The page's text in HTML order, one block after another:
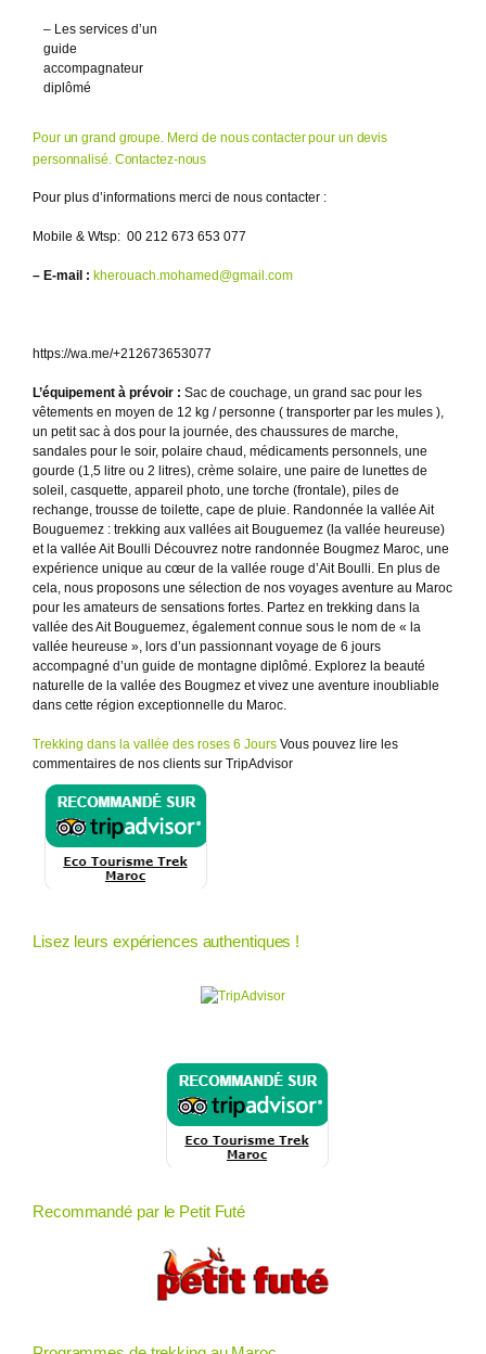
– Les services d’un
guide
accompagnateur
diplômé
Pour un grand groupe. Merci de nous contacter pour un devis
personnalisé. Contactez-nous
Pour plus d’informations merci de nous contacter :
Mobile & Wtsp: 00 212 673 653 077
– E-mail : kherouach.mohamed@gmail.com
https://wa.me/+212673653077
L’équipement à prévoir : Sac de couchage, un grand sac pour les
vêtements en moyen de 12 kg / personne ( transporter par les mules ),
un petit sac à dos pour la journée, des chaussures de marche,
sandales pour le soir, polaire chaud, médicaments personnels, une
gourde (1,5 litre ou 2 litres), crème solaire, une paire de lunettes de
soleil, casquette, appareil photo, une torche (frontale), piles de
rechange, trousse de toilette, cape de pluie. Randonnée la vallée Ait
Bouguemez : trekking aux vallées ait Bouguemez (la vallée heureuse)
et la vallée Ait Boulli Découvrez notre randonnée Bougmez Maroc, une
expérience unique au cœur de la vallée rouge d’Ait Boulli. En plus de
cela, nous proposons une sélection de nos voyages aventure au Maroc
pour les amateurs de sensations fortes. Partez en trekking dans la
vallée des Ait Bouguemez, également connue sous le nom de « la
vallée heureuse », lors d’un passionnant voyage de 6 jours
accompagné d’un guide de montagne diplômé. Explorez la beauté
naturelle de la vallée des Bougmez et vivez une aventure inoubliable
dans cette région exceptionnelle du Maroc.
Trekking dans la vallée des roses 6 Jours Vous pouvez lire les
commentaires de nos clients sur TripAdvisor
Lisez leurs expériences authentiques !
Recommandé par le Petit Futé